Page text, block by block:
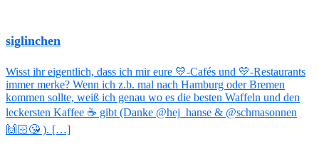
siglinchen
Wisst ihr eigentlich, dass ich mir eure 💛-Cafés und 💛-Restaurants
immer merke? Wenn ich z.b. mal nach Hamburg oder Bremen
kommen sollte, weiß ich genau wo es die besten Waffeln und den
leckersten Kaffee ☕️ gibt (Danke @hej_hanse & @schmasonnen
🙌🏻😘 ). […]